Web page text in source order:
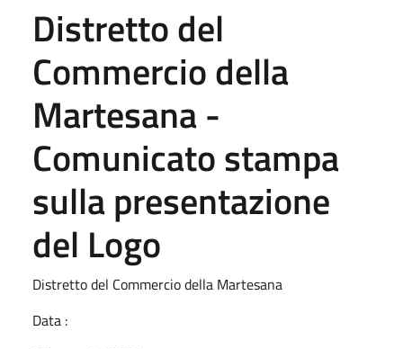
Distretto del
Commercio della
Martesana -
Comunicato stampa
sulla presentazione
del Logo
Distretto del Commercio della Martesana
Data :